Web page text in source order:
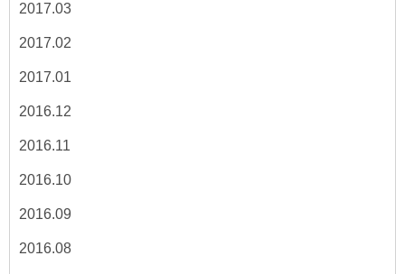
2017.03
2017.02
2017.01
2016.12
2016.11
2016.10
2016.09
2016.08